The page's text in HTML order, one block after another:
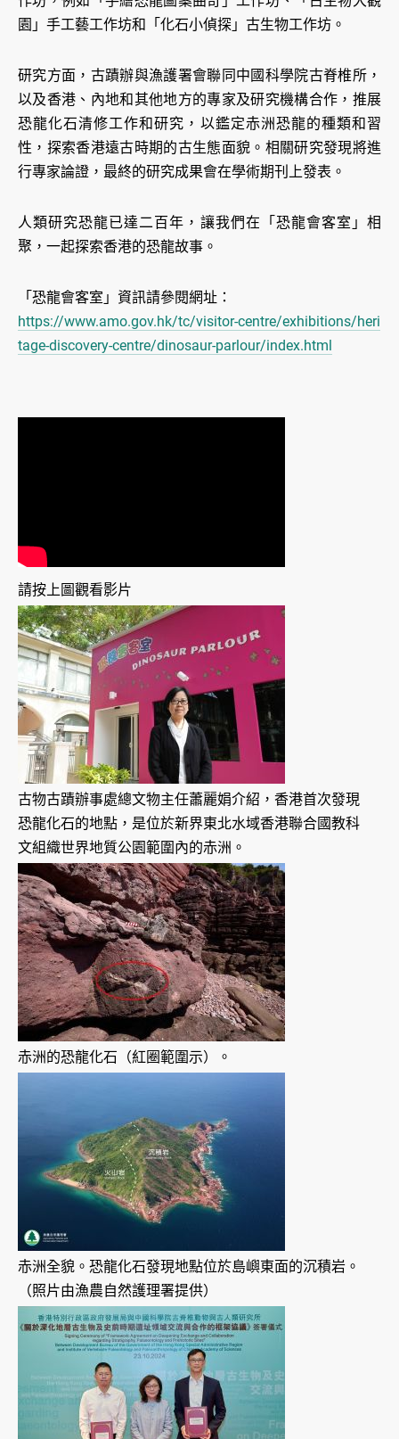
園」手工藝工作坊和「化石小偵探」古生物工作坊。
研究方面，古蹟辦與漁護署會聯同中國科學院古脊椎所，
以及香港、內地和其他地方的專家及研究機構合作，推展
恐龍化石清修工作和研究，以鑑定赤洲恐龍的種類和習
性，探索香港遠古時期的古生態面貌。相關研究發現將進
行專家論證，最終的研究成果會在學術期刊上發表。
人類研究恐龍已達二百年，讓我們在「恐龍會客室」相
聚，一起探索香港的恐龍故事。
「恐龍會客室」資訊請參閱網址：
https://www.amo.gov.hk/tc/visitor-centre/exhibitions/heri
tage-discovery-centre/dinosaur-parlour/index.html
請按上圖觀看影片
古物古蹟辦事處總文物主任蕭麗娟介紹，香港首次發現
恐龍化石的地點，是位於新界東北水域香港聯合國教科
文組織世界地質公園範圍內的赤洲。
赤洲的恐龍化石（紅圈範圍示）。
赤洲全貌。恐龍化石發現地點位於島嶼東面的沉積岩。
（照片由漁農自然護理署提供）